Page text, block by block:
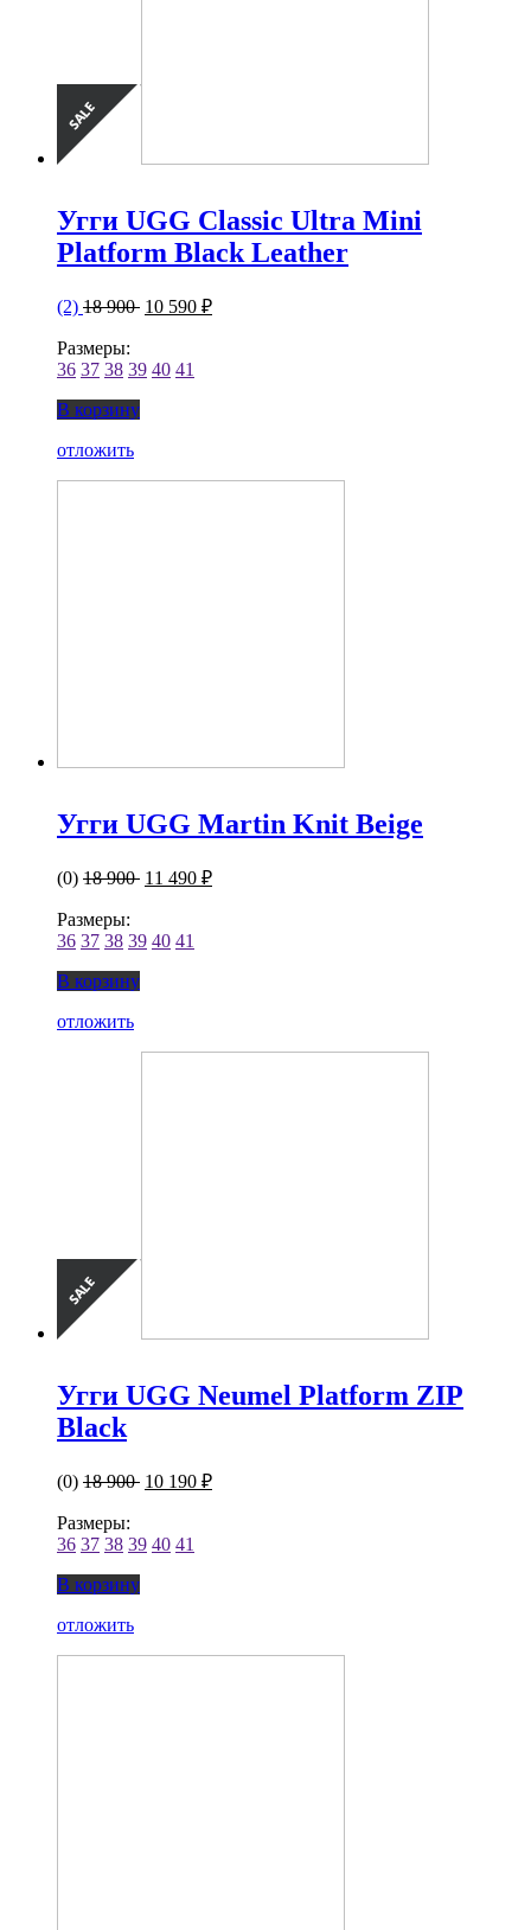
Угги UGG Classic Ultra Mini
Platform Black Leather
(2) 18 900 10 590 ₽
Размеры:
36 37 38 39 40 41
В корзину
отложить
Угги UGG Martin Knit Beige
(0) 18 900 11 490 ₽
Размеры:
36 37 38 39 40 41
В корзину
отложить
Угги UGG Neumel Platform ZIP
Black
(0) 18 900 10 190 ₽
Размеры:
36 37 38 39 40 41
В корзину
отложить